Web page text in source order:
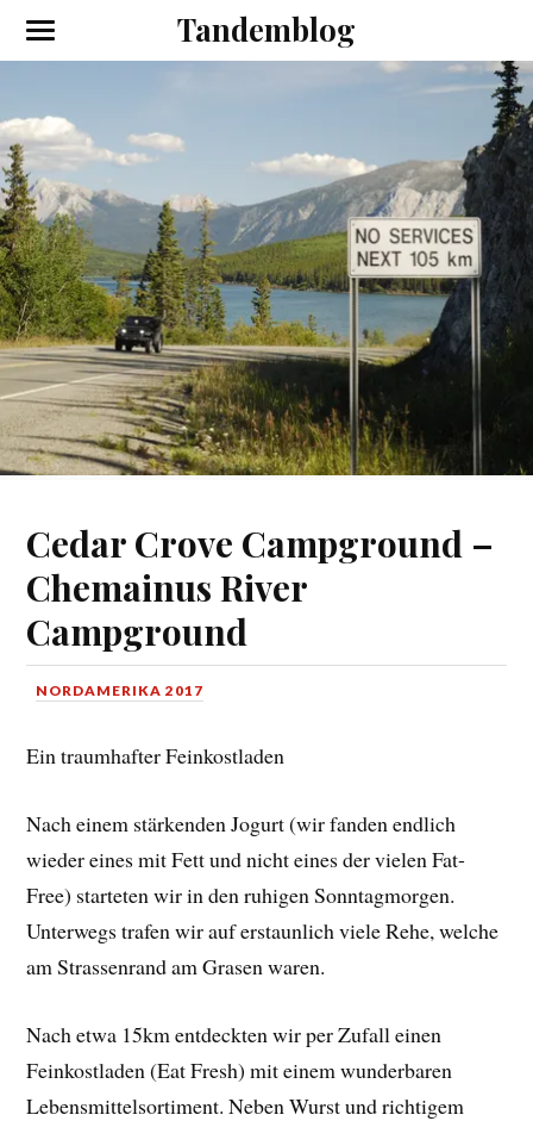
Tandemblog
Cedar Crove Campground –
Chemainus River
Campground
NORDAMERIKA 2017
Ein traumhafter Feinkostladen
Nach einem stärkenden Jogurt (wir fanden endlich
wieder eines mit Fett und nicht eines der vielen Fat-
Free) starteten wir in den ruhigen Sonntagmorgen.
Unterwegs trafen wir auf erstaunlich viele Rehe, welche
am Strassenrand am Grasen waren.
Nach etwa 15km entdeckten wir per Zufall einen
Feinkostladen (Eat Fresh) mit einem wunderbaren
Lebensmittelsortiment. Neben Wurst und richtigem